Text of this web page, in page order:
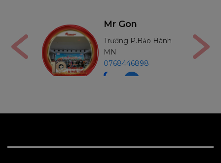
Hành
Mr Thường
Trưởng P.Bảo Hành
MB
0971234540